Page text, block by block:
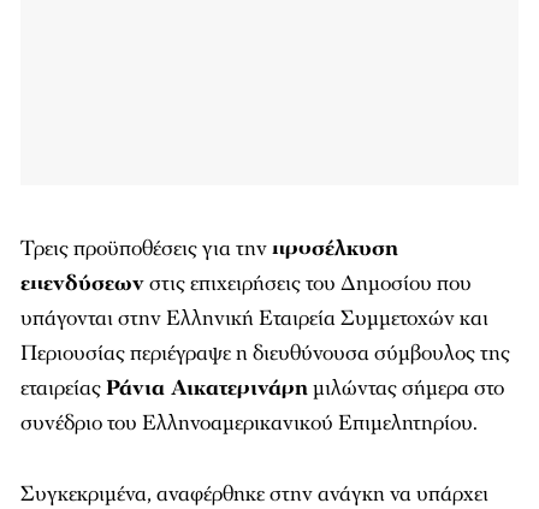
Τρεις προϋποθέσεις για τηνπροσέλκυση
επενδύσεωνστις επιχειρήσεις του Δημοσίου που
υπάγονται στην Ελληνική Εταιρεία Συμμετοχών και
Περιουσίας περιέγραψε η διευθύνουσα σύμβουλος της
εταιρείαςΡάνια Αικατερινάρημιλώντας σήμερα στο
συνέδριο του Ελληνοαμερικανικού Επιμελητηρίου.
Συγκεκριμένα, αναφέρθηκε στην ανάγκη να υπάρχει